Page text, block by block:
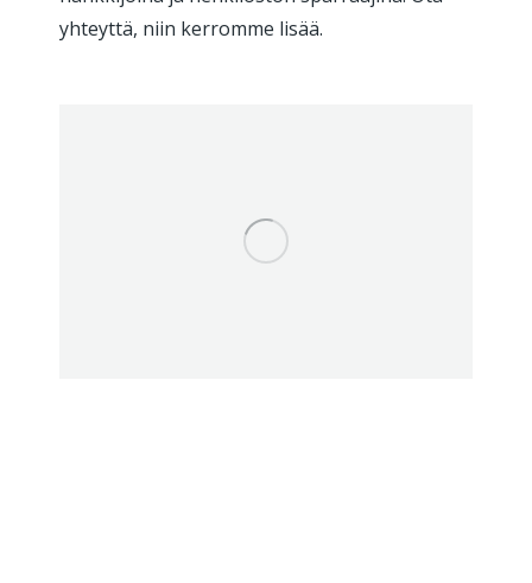
yhteyttä, niin kerromme lisää.